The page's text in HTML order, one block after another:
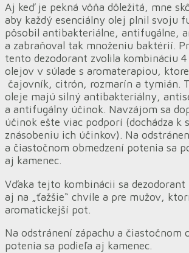
Aj keď je pekná vôňa dôležitá, mne
aby každý esenciálny olej plnil svoju
pôsobil antibakteriálne, antifugálne,
a zabraňoval tak množeniu baktérií.
tento dezodorant zvolila kombináciu 4
olejov v súlade s aromaterapiou,
čajovník, citrón, rozmarín a tymián.
oleje majú silný antibakteriálny,
a antifugálny účinok. Navzájom sa
účinok ešte viac podporí (dochádza k
znásobeniu ich účinkov). Na
a čiastočnom obmedzení potenia sa
aj kamenec.
Vďaka tejto kombinácii sa dezodorant
aj na „ťažšie“ chvíle a pre mužov,
aromatickejší pot.
Na odstránení zápachu a čiastočnom
potenia sa podieľa aj kamenec.